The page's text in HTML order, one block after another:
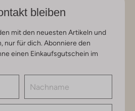
bleiben
mit den neuesten Artikeln und
nur für dich. Abonniere den
einen Einkaufsgutschein im